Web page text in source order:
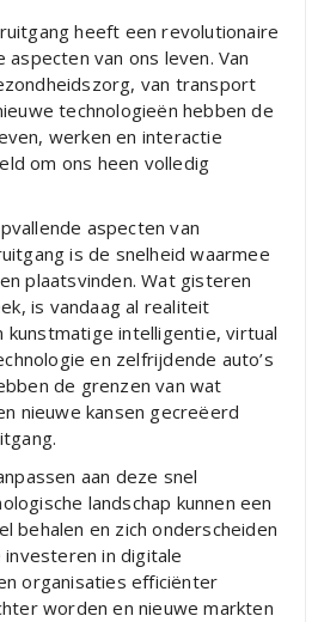
heeft een revolutionaire
aspecten van ons leven. Van
van transport
technologieën hebben de
werken en interactie
om ons heen volledig
aspecten van
is de snelheid waarmee
plaatsvinden. Wat gisteren
is vandaag al realiteit
kunstmatige intelligentie, virtual
en zelfrijdende auto’s
de grenzen van wat
nieuwe kansen gecreëerd
aan deze snel
landschap kunnen een
behalen en zich onderscheiden
in digitale
organisaties efficiënter
worden en nieuwe markten